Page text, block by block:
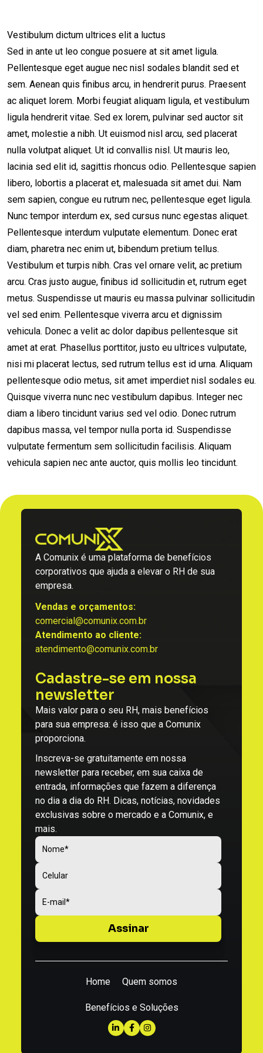
Vestibulum dictum ultrices elit a luctus
Sed in ante ut leo congue posuere at sit amet ligula.
Pellentesque eget augue nec nisl sodales blandit sed et
sem. Aenean quis finibus arcu, in hendrerit purus. Praesent
ac aliquet lorem. Morbi feugiat aliquam ligula, et vestibulum
ligula hendrerit vitae. Sed ex lorem, pulvinar sed auctor sit
amet, molestie a nibh. Ut euismod nisl arcu, sed placerat
nulla volutpat aliquet. Ut id convallis nisl. Ut mauris leo,
lacinia sed elit id, sagittis rhoncus odio. Pellentesque sapien
libero, lobortis a placerat et, malesuada sit amet dui. Nam
sem sapien, congue eu rutrum nec, pellentesque eget ligula.
Nunc tempor interdum ex, sed cursus nunc egestas aliquet.
Pellentesque interdum vulputate elementum. Donec erat
diam, pharetra nec enim ut, bibendum pretium tellus.
Vestibulum et turpis nibh. Cras vel ornare velit, ac pretium
arcu. Cras justo augue, finibus id sollicitudin et, rutrum eget
metus. Suspendisse ut mauris eu massa pulvinar sollicitudin
vel sed enim. Pellentesque viverra arcu et dignissim
vehicula. Donec a velit ac dolor dapibus pellentesque sit
amet at erat. Phasellus porttitor, justo eu ultrices vulputate,
nisi mi placerat lectus, sed rutrum tellus est id urna. Aliquam
pellentesque odio metus, sit amet imperdiet nisl sodales eu.
Quisque viverra nunc nec vestibulum dapibus. Integer nec
diam a libero tincidunt varius sed vel odio. Donec rutrum
dapibus massa, vel tempor nulla porta id. Suspendisse
vulputate fermentum sem sollicitudin facilisis. Aliquam
vehicula sapien nec ante auctor, quis mollis leo tincidunt.
A Comunix é uma plataforma de benefícios
corporativos que ajuda a elevar o RH de sua
empresa.
Vendas e orçamentos:
comercial@comunix.com.br
Atendimento ao cliente:
atendimento@comunix.com.br
Cadastre-se em nossa
newsletter
Mais valor para o seu RH, mais benefícios
para sua empresa: é isso que a Comunix
proporciona.
Inscreva-se gratuitamente em nossa
newsletter para receber, em sua caixa de
entrada, informações que fazem a diferença
no dia a dia do RH. Dicas, notícias, novidades
exclusivas sobre o mercado e a Comunix, e
mais.
Home Quem somos
Benefícios e Soluções